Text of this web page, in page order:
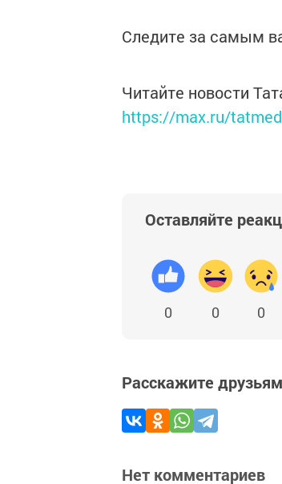
Следите за самым
Читайте новости
https://max.ru/
Оставляйте
0 0 0
Расскажите друзьям
Нет комментариев